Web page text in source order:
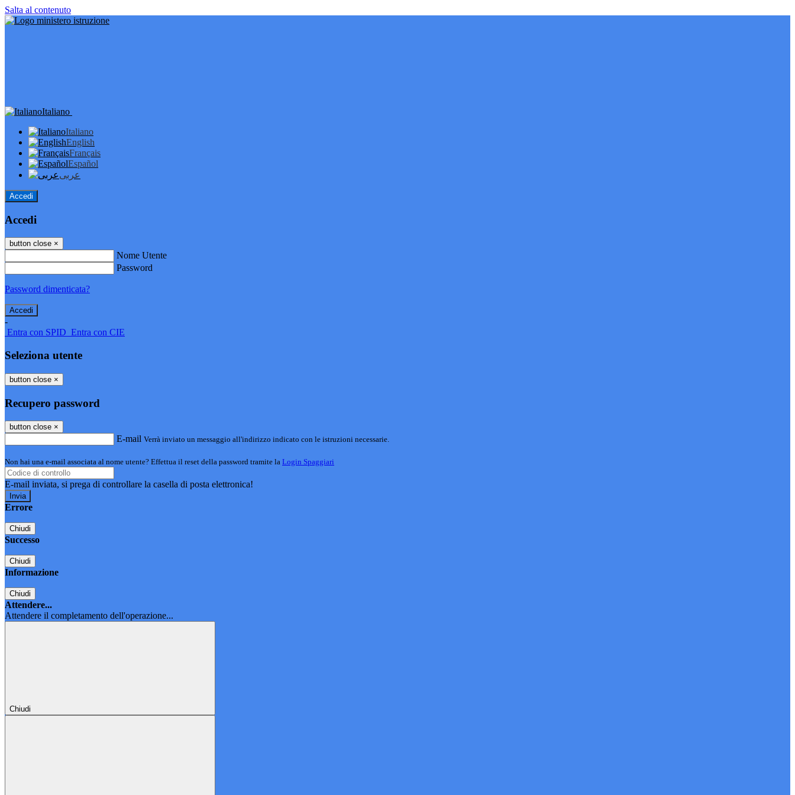
Salta al contenuto
Italiano
Italiano
English
Français
Español
عربى
Accedi
Accedi
button close ×
Nome Utente
Password
Password dimenticata?
-
Entra con SPID Entra con CIE
Seleziona utente
button close ×
Recupero password
button close ×
E-mail Verrà inviato un messaggio all'indirizzo indicato con le istruzioni necessarie.
Non hai una e-mail associata al nome utente? Effettua il reset della password tramite la Login Spaggiari
E-mail inviata, si prega di controllare la casella di posta elettronica!
Errore
Chiudi
Successo
Chiudi
Informazione
Chiudi
Attendere...
Attendere il completamento dell'operazione...
Chiudi